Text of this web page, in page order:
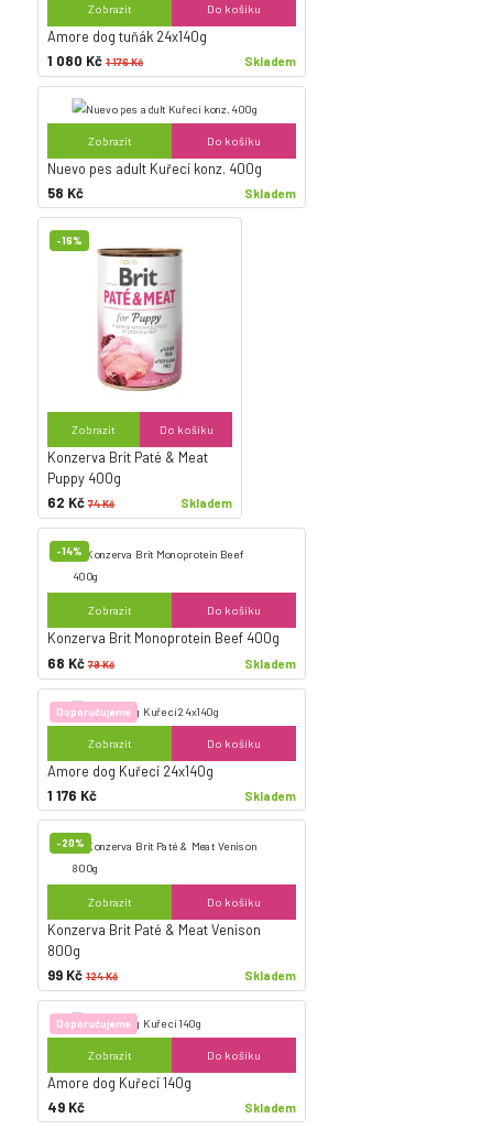
Zobrazit Do košíku
Amore dog tuňák 24x140g
1 080 Kč 1 176 Kč Skladem
Zobrazit Do košíku
Nuevo pes adult Kuřecí konz. 400g
58 Kč
Skladem
-16%
Zobrazit Do košíku
Konzerva Brit Paté & Meat
Puppy 400g
62 Kč 74 Kč Skladem
-14%
Zobrazit Do košíku
Konzerva Brit Monoprotein Beef 400g
68 Kč 79 Kč Skladem
Doporučujeme
Zobrazit Do košíku
Amore dog Kuřecí 24x140g
1 176 Kč
Skladem
-20%
Zobrazit Do košíku
Konzerva Brit Paté & Meat Venison
800g
99 Kč 124 Kč Skladem
Doporučujeme
Zobrazit Do košíku
Amore dog Kuřecí 140g
49 Kč
Skladem